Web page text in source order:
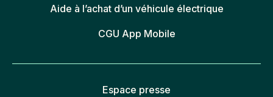
Aide à l’achat d’un véhicule électrique
CGU App Mobile
Espace presse